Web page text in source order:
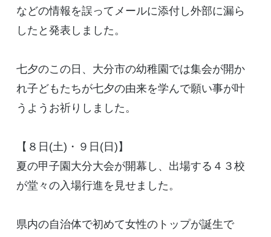
などの情報を誤ってメールに添付し外部に漏ら
したと発表しました。
七夕のこの日、大分市の幼稚園では集会が開か
れ子どもたちが七夕の由来を学んで願い事が叶
うようお祈りしました。
【８日(土)・９日(日)】
夏の甲子園大分大会が開幕し、出場する４３校
が堂々の入場行進を見せました。
県内の自治体で初めて女性のトップが誕生で